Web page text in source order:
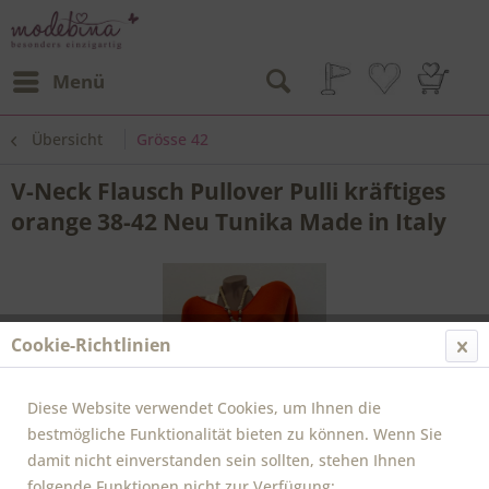
Menü
Übersicht Grösse 42
V-Neck Flausch Pullover Pulli kräftiges
orange 38-42 Neu Tunika Made in Italy
Cookie-Richtlinien
Diese Website verwendet Cookies, um Ihnen die
bestmögliche Funktionalität bieten zu können. Wenn Sie
damit nicht einverstanden sein sollten, stehen Ihnen